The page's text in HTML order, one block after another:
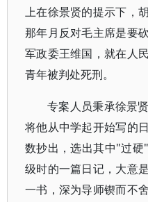
上在徐景贤的提示下，
那年月反对毛主席是要
军政委王维国，就在人
青年被判处死刑。
专案人员秉承徐景
将他从中学起开始写的
数抄出，选出其中"过
级时的一篇日记，大意
一书，深为导师锲而不